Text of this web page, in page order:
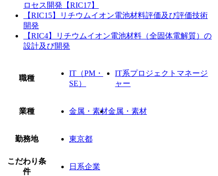
ロセス開発【RIC17】
【RIC15】リチウムイオン電池材料評価及び評価技術
開発
【RIC4】リチウムイオン電池材料（全固体電解質）の
設計及び開発
職種
IT（PM・
SE）
IT系プロジェクトマネージ
ャー
業種 金属・素材金属・素材
勤務地 東京都
こだわり条
件
日系企業